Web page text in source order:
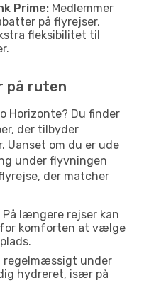
Prime: Medlemmer
på flyrejser,
fleksibilitet til
på ruten
Horizonte? Du finder
der tilbyder
Uanset om du er ude
under flyvningen
der matcher
På længere rejser kan
komforten at vælge
regelmæssigt under
hydreret, især på